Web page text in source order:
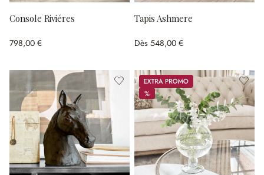
Console Riviéres
798,00 €
Tapis Ashmere
Dès 548,00 €
Promos
%
%